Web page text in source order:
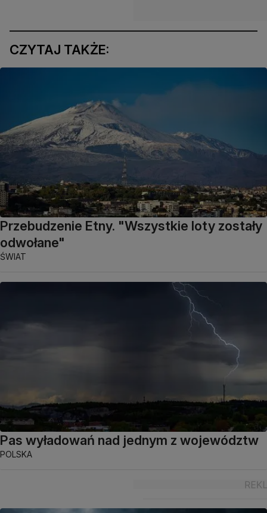
CZYTAJ TAKŻE:
Przebudzenie Etny. "Wszystkie loty zostały
odwołane"
ŚWIAT
Pas wyładowań nad jednym z województw
POLSKA